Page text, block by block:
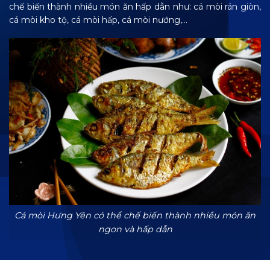
chế biến thành nhiều món ăn hấp dẫn như: cá mòi rán giòn,
cá mòi kho tộ, cá mòi hấp, cá mòi nướng,…
Cá mòi Hưng Yên có thể chế biến thành nhiều món ăn
ngon và hấp dẫn